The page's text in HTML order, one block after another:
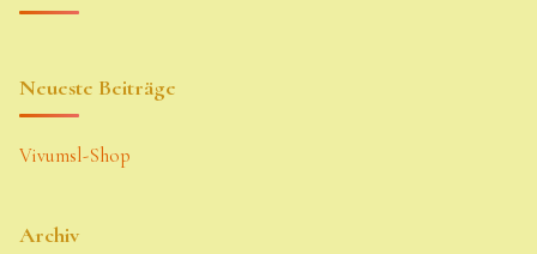
Neueste Beiträge
Vivumsl-Shop
Archiv